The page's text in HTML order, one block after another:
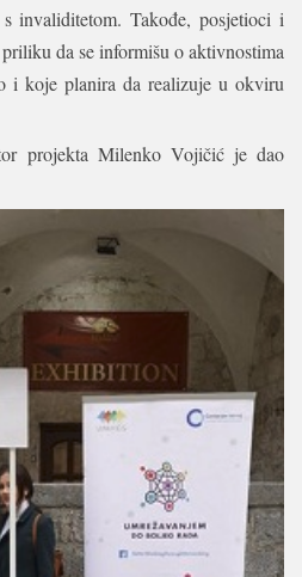
invaliditetom. Takođe, posjetioci i
da se informišu o aktivnostima
i koje planira da realizuje u okviru
projekta Milenko Vojičić je dao